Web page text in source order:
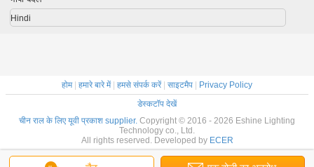
Hindi
होम| हमारे बारे में| हमसे संपर्क करें| साइटमैप | Privacy Policy
डेस्कटॉप देखें
चीन राल के लिए यूवी प्रकाश supplier. Copyright © 2016 - 2026 Eshine Lighting
Technology co., Ltd.
All rights reserved. Developed by ECER